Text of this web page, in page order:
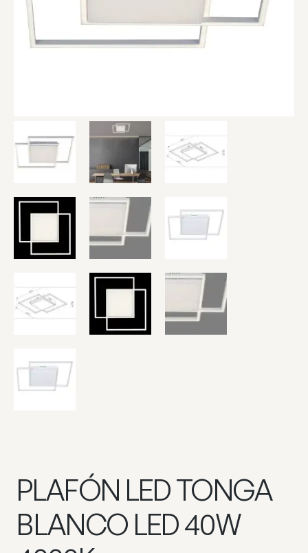
PLAFÓN LED TONGA
BLANCO LED 40W